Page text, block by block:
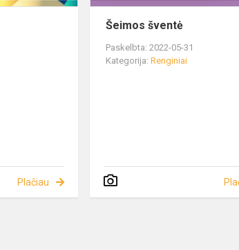
Plačiau
Šeimos šventė
Paskelbta: 2022-05-31
Kategorija:Renginiai